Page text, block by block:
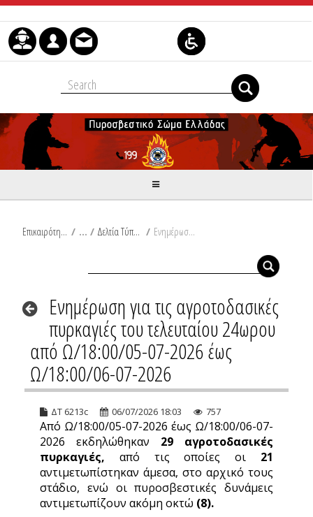
Μετάβαση στο περιεχόμενο
Επικαιρότητα / Δελτία Τύπου / Ενημέρωση για τις αγροτοδασικές πυρκαγιές του τελευταίου 24ωρου από Ω/18:00/05-07-2026 έως Ω/18:00/06-07-2026
Ενημέρωση για τις αγροτοδασικές
πυρκαγιές του τελευταίου 24ωρου
από Ω/18:00/05-07-2026 έως
Ω/18:00/06-07-2026
ΔΤ 6213c 06/07/2026 18:03 757
Από Ω/18:00/05-07-2026 έως Ω/18:00/06-07-
2026 εκδηλώθηκαν 29 αγροτοδασικές
πυρκαγιές, από τις οποίες οι 21
αντιμετωπίστηκαν άμεσα, στο αρχικό τους
στάδιο, ενώ οι πυροσβεστικές δυνάμεις
αντιμετωπίζουν ακόμη οκτώ (8).